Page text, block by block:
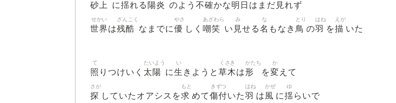
砂上 に揺れる 陽炎 のよう 不確かな明日 はまだ 見れず
世界
せかい
は残酷
ざんこく
なまでに優
やさ
しく 嘲笑
あざわら
い 見
み
せる名
な
もなき 鳥
とり
の羽
はね
を描
えが
いた
照
て
りつけいく 太陽
たいよう
に生
い
きようと 草木
くさき
は形
かたち
を変
か
えて
探
さが
していたオアシスを求
もと
めて傷付
きずつ
いた羽
はね
は風
かぜ
に揺
ゆ
らいで